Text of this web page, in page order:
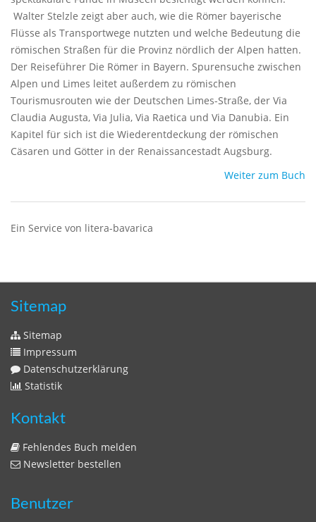
Walter Stelzle zeigt aber auch, wie die Römer bayerische
Flüsse als Transportwege nutzten und welche Bedeutung die
römischen Straßen für die Provinz nördlich der Alpen hatten.
Der Reiseführer Die Römer in Bayern. Spurensuche zwischen
Alpen und Limes leitet außerdem zu römischen
Tourismusrouten wie der Deutschen Limes-Straße, der Via
Claudia Augusta, Via Julia, Via Raetica und Via Danubia. Ein
Kapitel für sich ist die Wiederentdeckung der römischen
Cäsaren und Götter in der Renaissancestadt Augsburg.​
Weiter zum Buch
Ein Service von litera-bavarica
Sitemap
Sitemap
Impressum
Datenschutzerklärung
Statistik
Kontakt
Fehlendes Buch melden
Newsletter bestellen
Benutzer